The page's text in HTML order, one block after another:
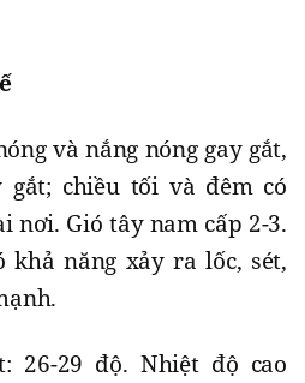
và nắng nóng gay gắt,
gắt; chiều tối và đêm có
nơi. Gió tây nam cấp 2-3.
khả năng xảy ra lốc, sét,
26-29 độ. Nhiệt độ cao